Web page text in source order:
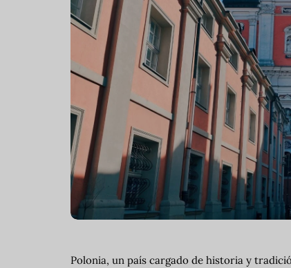
Polonia, un país cargado de historia y